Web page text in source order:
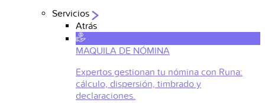
Servicios
Atrás
MAQUILA DE NÓMINA
Expertos gestionan tu nómina con Runa:
cálculo, dispersión, timbrado y
declaraciones.